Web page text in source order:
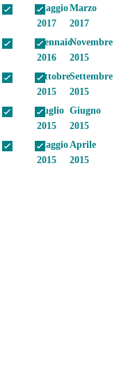
impulso
24
che ha
tra i
di
Maggio
2017
Marzo
2017
Gennaio
2016
Novembre
2015
Ottobre
2015
Settembre
2015
Luglio
2015
Giugno
2015
Maggio
2015
Aprile
2015